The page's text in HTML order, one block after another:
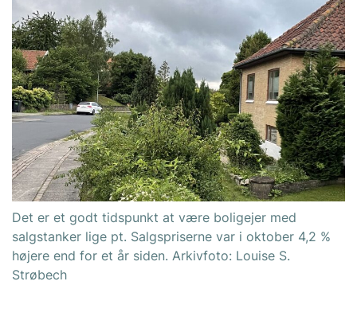
Det er et godt tidspunkt at være boligejer med
salgstanker lige pt. Salgspriserne var i oktober 4,2 %
højere end for et år siden. Arkivfoto: Louise S.
Strøbech